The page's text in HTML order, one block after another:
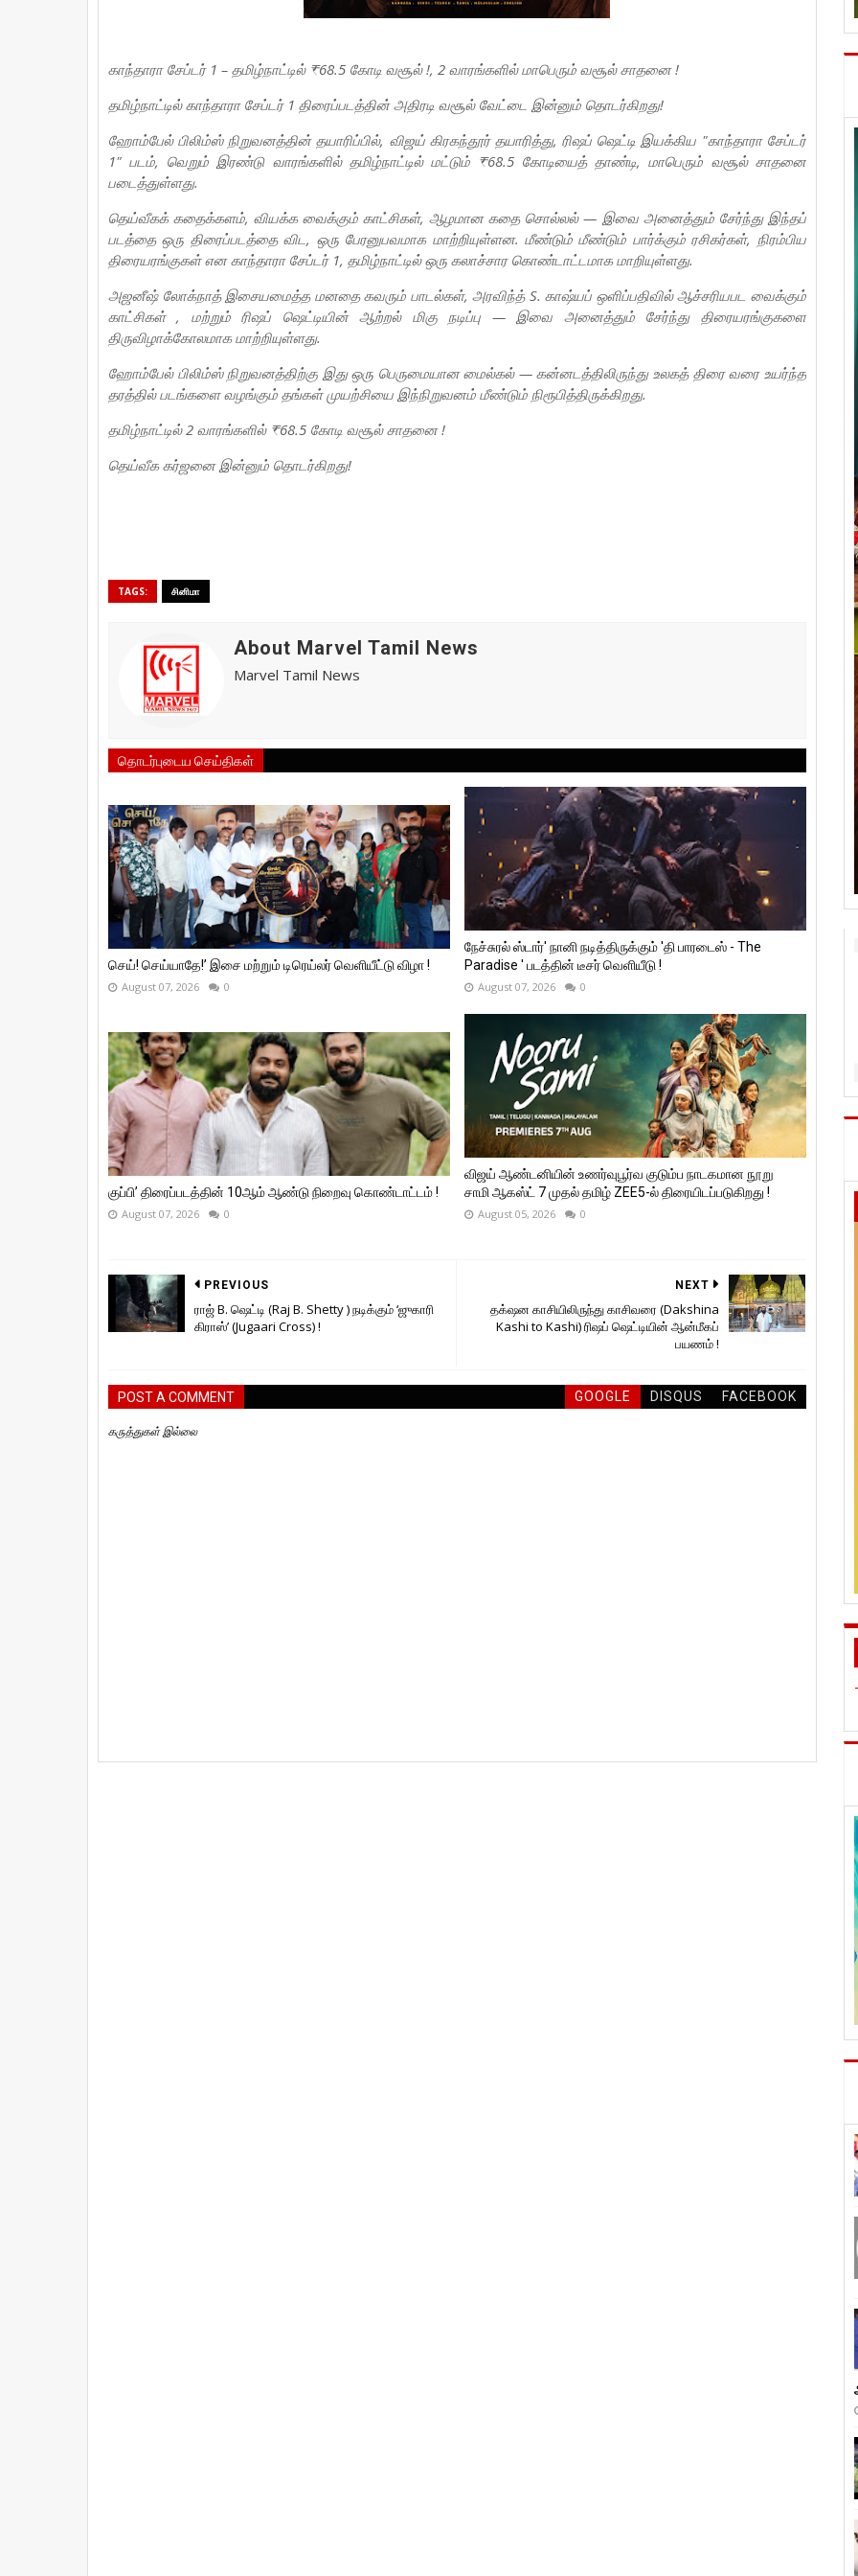
காந்தாரா சேப்டர் 1 – தமிழ்நாட்டில் ₹68.5 கோடி வசூல் !, 2 வாரங்களில் மாபெரும் வசூல் சாதனை !
தமிழ்நாட்டில் காந்தாரா சேப்டர் 1 திரைப்படத்தின் அதிரடி வசூல் வேட்டை இன்னும் தொடர்கிறது!
ஹோம்பேல் பிலிம்ஸ் நிறுவனத்தின் தயாரிப்பில், விஜய் கிரகந்தூர் தயாரித்து, ரிஷப் ஷெட்டி இயக்கிய "காந்தாரா சேப்டர்
1" படம், வெறும் இரண்டு வாரங்களில் தமிழ்நாட்டில் மட்டும் ₹68.5 கோடியைத் தாண்டி, மாபெரும் வசூல் சாதனை
படைத்துள்ளது.
தெய்வீகக் கதைக்களம், வியக்க வைக்கும் காட்சிகள், ஆழமான கதை சொல்லல் — இவை அனைத்தும் சேர்ந்து இந்தப்
படத்தை ஒரு திரைப்படத்தை விட, ஒரு பேரனுபவமாக மாற்றியுள்ளன. மீண்டும் மீண்டும் பார்க்கும் ரசிகர்கள், நிரம்பிய
திரையரங்குகள் என காந்தாரா சேப்டர் 1, தமிழ்நாட்டில் ஒரு கலாச்சார கொண்டாட்டமாக மாறியுள்ளது.
அஜனீஷ் லோக்நாத் இசையமைத்த மனதை கவரும் பாடல்கள், அரவிந்த் S. காஷ்யப் ஒளிப்பதிவில் ஆச்சரியபட வைக்கும்
காட்சிகள் , மற்றும் ரிஷப் ஷெட்டியின் ஆற்றல் மிகு நடிப்பு — இவை அனைத்தும் சேர்ந்து திரையரங்குகளை
திருவிழாக்கோலமாக மாற்றியுள்ளது.
ஹோம்பேல் பிலிம்ஸ் நிறுவனத்திற்கு இது ஒரு பெருமையான மைல்கல் — கன்னடத்திலிருந்து உலகத் திரை வரை உயர்ந்த
தரத்தில் படங்களை வழங்கும் தங்கள் முயற்சியை இந்நிறுவனம் மீண்டும் நிரூபித்திருக்கிறது.
தமிழ்நாட்டில் 2 வாரங்களில் ₹68.5 கோடி வசூல் சாதனை !
தெய்வீக கர்ஜனை இன்னும் தொடர்கிறது!
TAGS: சினிமா
About Marvel Tamil News
Marvel Tamil News
தொடர்புடைய செய்திகள்
செய்! செய்யாதே!’ இசை மற்றும் டிரெய்லர் வெளியீட்டு விழா !
August 07, 2026 0
நேச்சுரல் ஸ்டார்' நானி நடித்திருக்கும் 'தி பாரடைஸ் - The
Paradise ' படத்தின் டீசர் வெளியீடு !
August 07, 2026 0
குப்பி’ திரைப்படத்தின் 10ஆம் ஆண்டு நிறைவு கொண்டாட்டம் !
August 07, 2026 0
விஜய் ஆண்டனியின் உணர்வுபூர்வ குடும்ப நாடகமான நூறு
சாமி ஆகஸ்ட் 7 முதல் தமிழ் ZEE5-ல் திரையிடப்படுகிறது !
August 05, 2026 0
NEXT
தக்‌ஷன காசியிலிருந்து காசிவரை (Dakshina
Kashi to Kashi) ரிஷப் ஷெட்டியின் ஆன்மீகப்
பயணம் !
PREVIOUS
ராஜ் B. ஷெட்டி (Raj B. Shetty ) நடிக்கும் ‘ஜுகாரி
கிராஸ்’ (Jugaari Cross) !
POST A COMMENT GOOGLE DISQUS FACEBOOK
கருத்துகள் இல்லை